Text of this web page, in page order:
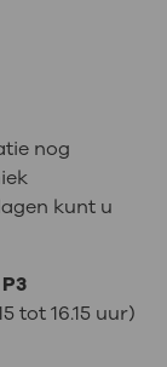
nog
kunt u
tot 16.15 uur)